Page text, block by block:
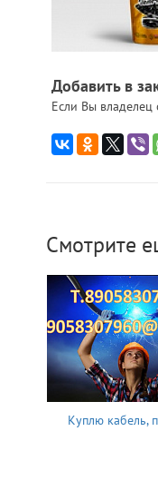
Добавить в
Если Вы владелец
Смотрите
Куплю кабель,